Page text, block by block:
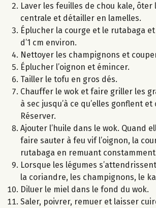
Laver les feuilles de chou kale, ôter
centrale et détailler en lamelles.
Éplucher la courge et le rutabaga
d’1 cm environ.
Nettoyer les champignons et
Éplucher l’oignon et émincer.
Tailler le tofu en gros dés.
Chauffer le wok et faire griller les
à sec jusqu’à ce qu’elles gonflent
Réserver.
Ajouter l’huile dans le wok. Quand
faire sauter à feu vif l’oignon, la
rutabaga en remuant
Lorsque les légumes
la coriandre, les champignons, le
Diluer le miel dans le fond du wok.
Saler, poivrer, remuer et laisser